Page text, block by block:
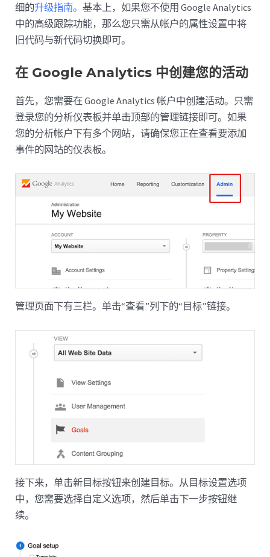
细的升级指南。基本上，如果您不使用 Google Analytics
中的高级跟踪功能，那么您只需从帐户的属性设置中将
旧代码与新代码切换即可。
在 Google Analytics 中创建您的活动
首先，您需要在 Google Analytics 帐户中创建活动。只需
登录您的分析仪表板并单击顶部的管理链接即可。如果
您的分析帐户下有多个网站，请确保您正在查看要添加
事件的网站的仪表板。
管理页面下有三栏。单击“查看”列下的“目标”链接。
接下来，单击新目标按钮来创建目标。从目标设置选项
中，您需要选择自定义选项，然后单击下一步按钮继
续。